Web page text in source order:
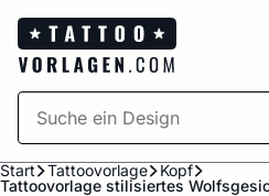
Zum
Inhalt
springen
Start Tattoovorlage
Kopf
Tattoovorlage stilisiertes